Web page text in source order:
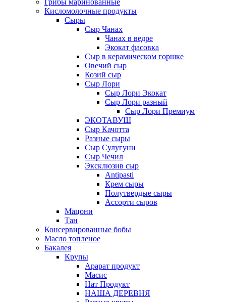
Грибы маринованные
Кисломолочные продукты
Сыры
Сыр Чанах
Чанах в ведре
Экокат фасовка
Сыр в керамическом горшке
Овечий сыр
Козий сыр
Сыр Лори
Сыр Лори Экокат
Сыр Лори разный
Сыр Лори Премиум
ЭКОТАВУШ
Сыр Качотта
Разные сыры
Сыр Сулугуни
Сыр Чечил
Эксклюзив сыр
Antipasti
Крем сыры
Полутвердые сыры
Ассорти сыров
Мацони
Тан
Консервированные бобы
Масло топленое
Бакалея
Крупы
Арарат продукт
Масис
Нат Продукт
НАША ДЕРЕВНЯ